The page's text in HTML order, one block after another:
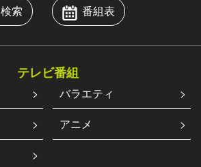
検索 番組表
テレビ番組
バラエティ
アニメ